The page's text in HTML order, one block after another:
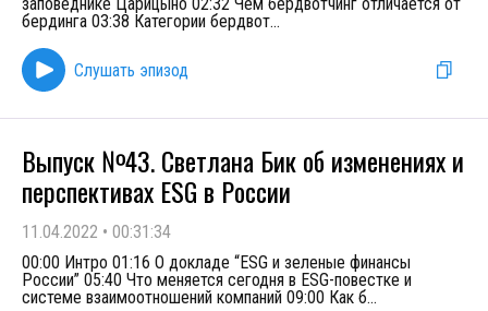
бердинга 03:38 Категории бердвот...
Слушать эпизод
Выпуск №43. Светлана Бик об изменениях и
перспективах ESG в России
11.04.2022 • 00:31:34
00:00 Интро 01:16 О докладе “ESG и зеленые финансы
России” 05:40 Что меняется сегодня в ESG-повестке и
системе взаимоотношений компаний 09:00 Как б...